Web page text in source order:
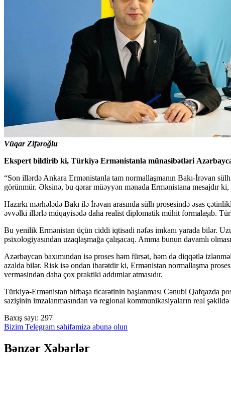
Vüqar Zifəroğlu
Ekspert bildirib ki, Türkiyə Ermənistanla münasibətləri
“Son illərdə Ankara Ermənistanla tam normallaşmanın Bakı-İrəvan
görünmür. Əksinə, bu qərar müəyyən mənada Ermənistana mesajdır
Hazırkı mərhələdə Bakı ilə İrəvan arasında sülh prosesində əsas
əvvəlki illərlə müqayisədə daha realist diplomatik mühit formalaşıb.
Bu yenilik Ermənistan üçün ciddi iqtisadi nəfəs imkanı yarada bilər.
psixologiyasından uzaqlaşmağa çalışacaq. Amma bunun davamlı
Azərbaycan baxımından isə proses həm fürsət, həm də diqqətlə
azalda bilər. Risk isə ondan ibarətdir ki, Ermənistan normallaşma
verməsindən daha çox praktiki addımlar atmasıdır.
Türkiyə-Ermənistan birbaşa ticarətinin başlanması Cənubi Qafqazda
sazişinin imzalanmasından və regional kommunikasiyaların real şəkildə
Baxış sayı: 297
Bizim Telegram səhifəmizə abunə olun
Bənzər Xəbərlər